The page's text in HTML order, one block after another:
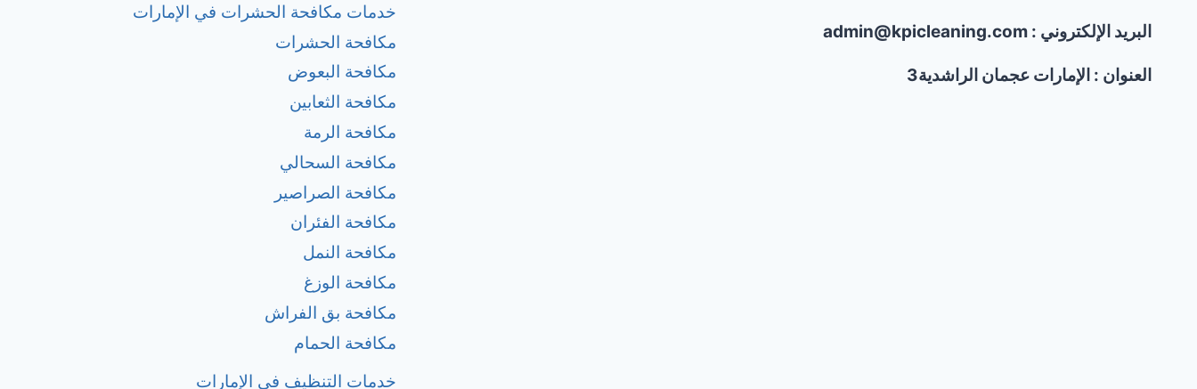
البريد الإلكتروني : admin@kpicleaning.com
العنوان : الإمارات عجمان الراشدية3
خدمات مكافحة الحشرات في الإمارات
مكافحة الحشرات
مكافحة البعوض
مكافحة الثعابين
مكافحة الرمة
مكافحة السحالي
مكافحة الصراصير
مكافحة الفئران
مكافحة النمل
مكافحة الوزغ
مكافحة بق الفراش
مكافحة الحمام
خدمات التنظيف في الإمارات